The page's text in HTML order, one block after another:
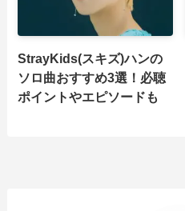
StrayKids(スキズ)ハンの
ソロ曲おすすめ3選！必聴
ポイントやエピソードも